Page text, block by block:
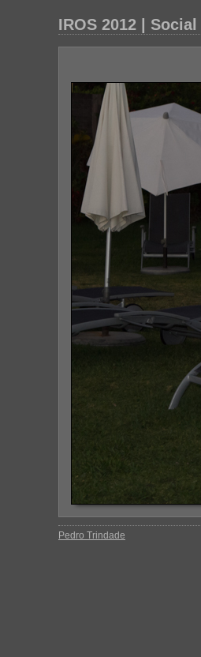
IROS 2012 |
Pedro Trindade